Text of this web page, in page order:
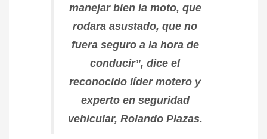
manejar bien la moto, que
rodara asustado, que no
fuera seguro a la hora de
conducir”, dice el
reconocido líder motero y
experto en seguridad
vehicular, Rolando Plazas.